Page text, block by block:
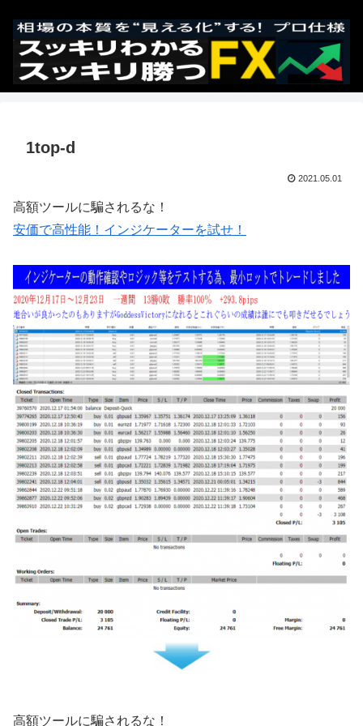
1top-d
2021.05.01
高額ツールに騙されるな！
安価で高性能！インジケーターを試せ！
高額ツールに騙されるな！